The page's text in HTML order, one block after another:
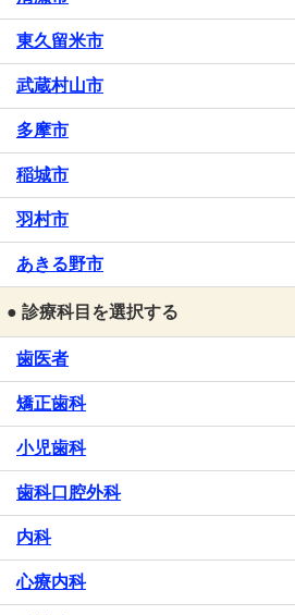
東久留米市
武蔵村山市
多摩市
稲城市
羽村市
あきる野市
● 診療科目を選択する
歯医者
矯正歯科
小児歯科
歯科口腔外科
内科
心療内科